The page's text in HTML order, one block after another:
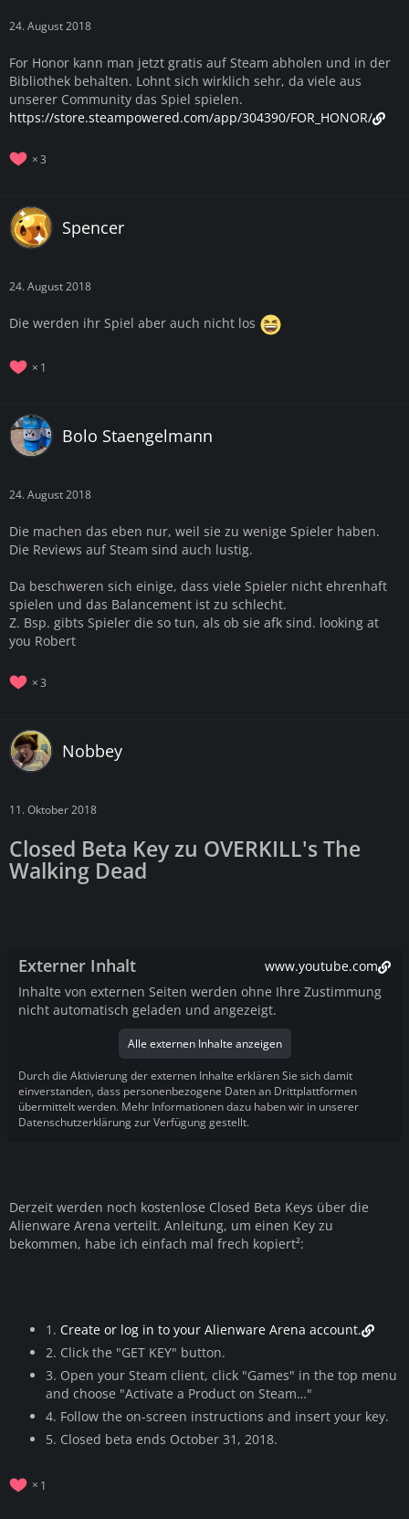
24. August 2018
For Honor kann man jetzt gratis auf Steam abholen und in der
Bibliothek behalten. Lohnt sich wirklich sehr, da viele aus
unserer Community das Spiel spielen.
https://store.steampowered.com/app/304390/FOR_HONOR/
3
Spencer
24. August 2018
Die werden ihr Spiel aber auch nicht los
1
Bolo Staengelmann
24. August 2018
Die machen das eben nur, weil sie zu wenige Spieler haben.
Die Reviews auf Steam sind auch lustig.
Da beschweren sich einige, dass viele Spieler nicht ehrenhaft
spielen und das Balancement ist zu schlecht.
Z. Bsp. gibts Spieler die so tun, als ob sie afk sind. looking at
you Robert
3
Nobbey
11. Oktober 2018
Closed Beta Key zu OVERKILL's The
Walking Dead
Externer Inhalt
www.youtube.com
Inhalte von externen Seiten werden ohne Ihre Zustimmung
nicht automatisch geladen und angezeigt.
Alle externen Inhalte anzeigen
Durch die Aktivierung der externen Inhalte erklären Sie sich damit
einverstanden, dass personenbezogene Daten an Drittplattformen
übermittelt werden. Mehr Informationen dazu haben wir in unserer
Datenschutzerklärung zur Verfügung gestellt.
Derzeit werden noch kostenlose Closed Beta Keys über die
Alienware Arena verteilt. Anleitung, um einen Key zu
bekommen, habe ich einfach mal frech kopiert²:
1. Create or log in to your Alienware Arena account.
2. Click the "GET KEY" button.
3. Open your Steam client, click "Games" in the top menu
and choose "Activate a Product on Steam…"
4. Follow the on-screen instructions and insert your key.
5. Closed beta ends October 31, 2018.
1